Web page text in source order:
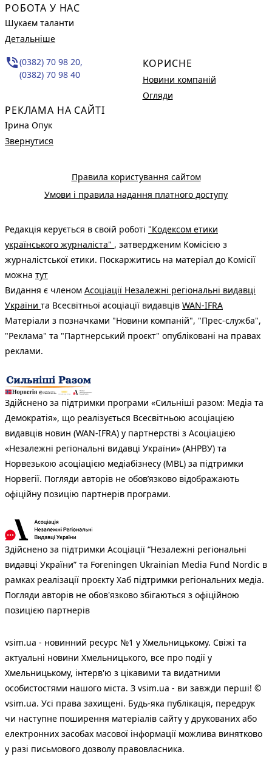
РОБОТА У НАС
Шукаєм таланти
Детальніше
phone_in_talk(0382) 70 98 20,
(0382) 70 98 40
РЕКЛАМА НА САЙТІ
Ірина Опук
Звернутися
КОРИСНЕ
Новини компаній
Огляди
Правила користування сайтом
Умови і правила надання платного доступу
Редакція керується в своїй роботі "Кодексом етики
українського журналіста" , затвердженим Комісією з
журналістської етики. Поскаржитись на матеріал до Комісії
можна тут
Видання є членом Асоціації Незалежні регіональні видавці
України та Всесвітньої асоціації видавців WAN-IFRA
Матеріали з позначками "Новини компаній", "Прес-служба",
"Реклама" та "Партнерський проєкт" опубліковані на правах
реклами.
Здійснено за підтримки програми «Сильніші разом: Медіа та
Демократія», що реалізується Всесвітньою асоціацією
видавців новин (WAN-IFRA) у партнерстві з Асоціацією
«Незалежні регіональні видавці України» (АНРВУ) та
Норвезькою асоціацією медіабізнесу (MBL) за підтримки
Норвегії. Погляди авторів не обов’язково відображають
офіційну позицію партнерів програми.
Здійснено за підтримки Асоціації “Незалежні регіональні
видавці України” та Foreningen Ukrainian Media Fund Nordic в
рамках реалізації проєкту Хаб підтримки регіональних медіа.
Погляди авторів не обов'язково збігаються з офіційною
позицією партнерів
vsim.ua - новинний ресурс №1 у Хмельницькому. Свіжі та
актуальні новини Хмельницького, все про події у
Хмельницькому, інтерв'ю з цікавими та видатними
особистостями нашого міста. З vsim.ua - ви завжди перші! ©
vsim.ua. Усі права захищені. Будь-яка публiкацiя, передрук
чи наступне поширення матеріалів сайту у друкованих або
електронних засобах масової інформації можлива винятково
у разі письмового дозволу правовласника.